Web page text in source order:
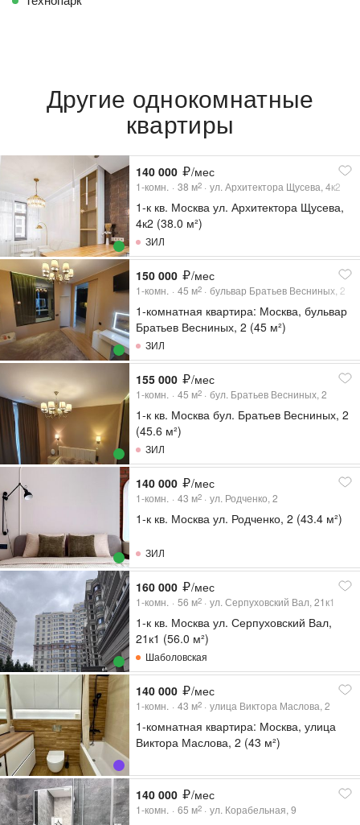
Другие однокомнатные
квартиры
140 000 /мес
1-комн. 38 м2 ул. Архитектора Щусева, 4к2
1-к кв. Москва ул. Архитектора Щусева,
4к2 (38.0 м²)
ЗИЛ
150 000 /мес
1-комн. 45 м2 бульвар Братьев Весниных, 2
1-комнатная квартира: Москва, бульвар
Братьев Весниных, 2 (45 м²)
ЗИЛ
155 000 /мес
1-комн. 45 м2 бул. Братьев Весниных, 2
1-к кв. Москва бул. Братьев Весниных, 2
(45.6 м²)
ЗИЛ
140 000 /мес
1-комн. 43 м2 ул. Родченко, 2
1-к кв. Москва ул. Родченко, 2 (43.4 м²)
ЗИЛ
160 000 /мес
1-комн. 56 м2 ул. Серпуховский Вал, 21к1
1-к кв. Москва ул. Серпуховский Вал,
21к1 (56.0 м²)
Шаболовская
140 000 /мес
1-комн. 43 м2 улица Виктора Маслова, 2
1-комнатная квартира: Москва, улица
Виктора Маслова, 2 (43 м²)
140 000 /мес
1-комн. 65 м2 ул. Корабельная, 9